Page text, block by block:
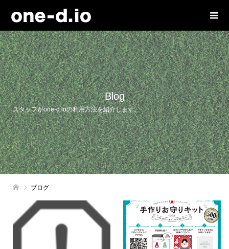
Blog
スタッフがone-d.ioの利用方法を紹介します。
ブログ